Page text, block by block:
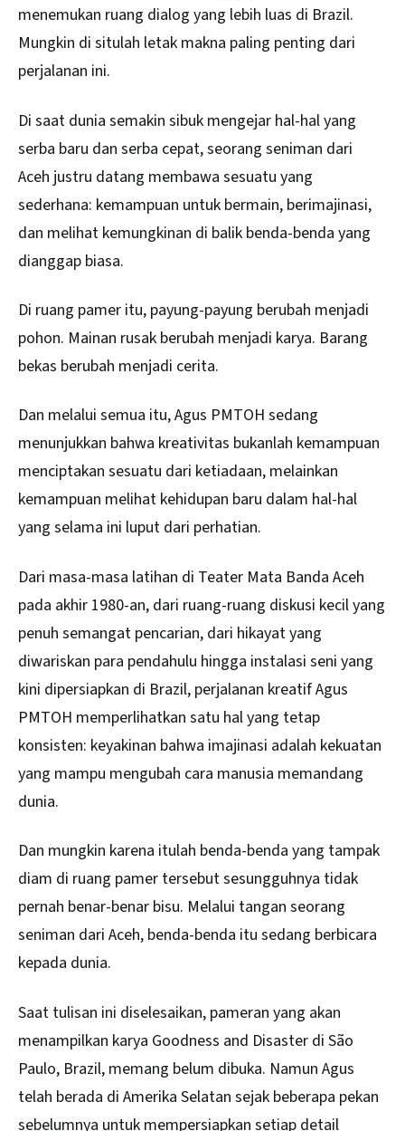
menemukan ruang dialog yang lebih luas di Brazil.
Mungkin di situlah letak makna paling penting dari
perjalanan ini.
Di saat dunia semakin sibuk mengejar hal-hal yang
serba baru dan serba cepat, seorang seniman dari
Aceh justru datang membawa sesuatu yang
sederhana: kemampuan untuk bermain, berimajinasi,
dan melihat kemungkinan di balik benda-benda yang
dianggap biasa.
Di ruang pamer itu, payung-payung berubah menjadi
pohon. Mainan rusak berubah menjadi karya. Barang
bekas berubah menjadi cerita.
Dan melalui semua itu, Agus PMTOH sedang
menunjukkan bahwa kreativitas bukanlah kemampuan
menciptakan sesuatu dari ketiadaan, melainkan
kemampuan melihat kehidupan baru dalam hal-hal
yang selama ini luput dari perhatian.
Dari masa-masa latihan di Teater Mata Banda Aceh
pada akhir 1980-an, dari ruang-ruang diskusi kecil yang
penuh semangat pencarian, dari hikayat yang
diwariskan para pendahulu hingga instalasi seni yang
kini dipersiapkan di Brazil, perjalanan kreatif Agus
PMTOH memperlihatkan satu hal yang tetap
konsisten: keyakinan bahwa imajinasi adalah kekuatan
yang mampu mengubah cara manusia memandang
dunia.
Dan mungkin karena itulah benda-benda yang tampak
diam di ruang pamer tersebut sesungguhnya tidak
pernah benar-benar bisu. Melalui tangan seorang
seniman dari Aceh, benda-benda itu sedang berbicara
kepada dunia.
Saat tulisan ini diselesaikan, pameran yang akan
menampilkan karya Goodness and Disaster di São
Paulo, Brazil, memang belum dibuka. Namun Agus
telah berada di Amerika Selatan sejak beberapa pekan
sebelumnya untuk mempersiapkan setiap detail